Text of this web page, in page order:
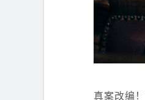
真案改编